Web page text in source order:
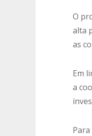
O
alta
as
Em
a